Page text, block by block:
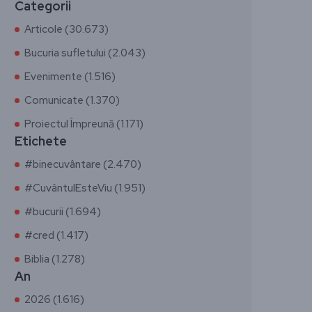
Categorii
Articole (30.673)
Bucuria sufletului (2.043)
Evenimente (1.516)
Comunicate (1.370)
Proiectul Împreună (1.171)
Etichete
#binecuvântare (2.470)
#CuvântulEsteViu (1.951)
#bucurii (1.694)
#cred (1.417)
Biblia (1.278)
An
2026 (1.616)